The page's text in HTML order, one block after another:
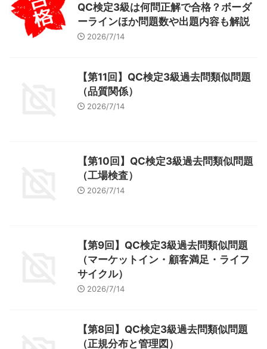
QC検定3級は何問正解で合格？ボーダ
ーラインほか問題数や出題内容も解説
2026/7/14
【第11回】QC検定3級過去問類似問題
（品質関係）
2026/7/14
【第10回】QC検定3級過去問類似問題
（工場検査）
2026/7/14
【第9回】QC検定3級過去問類似問題
（マーケットイン・顧客満足・ライフ
サイクル）
2026/7/14
【第8回】QC検定3級過去問類似問題
（正規分布と管理図）